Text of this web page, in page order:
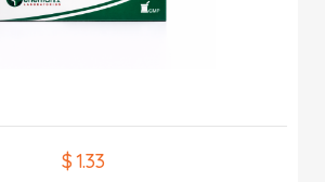
$ 1.33